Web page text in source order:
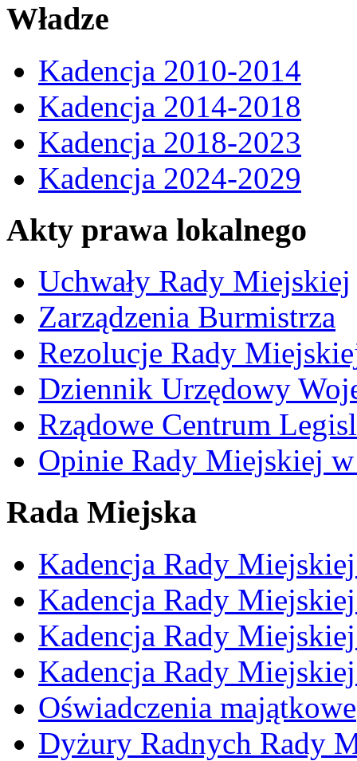
Władze
Kadencja 2010-2014
Kadencja 2014-2018
Kadencja 2018-2023
Kadencja 2024-2029
Akty prawa lokalnego
Uchwały Rady Miejskiej
Zarządzenia Burmistrza
Rezolucje Rady
Dziennik Urzędowy
Rządowe Centrum
Opinie Rady Miejskiej w
Rada Miejska
Kadencja Rady
Kadencja Rady
Kadencja Rady
Kadencja Rady
Oświadczenia majątkowe
Dyżury Radnych Rady